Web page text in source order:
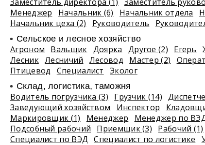
Менеджер
Начальник (6) Начальник отдела
Начальник цеха (2)
Руководитель
Сельское и лесное хозяйство
Агроном Вальщик Доярка Другое (2) Егерь
Лесник Лесничий Лесовод Мастер (2)
Птицевод
Специалист Эколог
Склад, логистика, таможня
Водитель погрузчика (3) Грузчик (14)
Заведующий хозяйством
Инспектор
Маркировщик (1)
Менеджер Менеджер по
Подсобный рабочий
Приемщик (3) Рабочий (1)
Специалист по ВЭД
Специалист по логистике